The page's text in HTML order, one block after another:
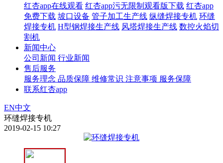
红杏app在线观看 红杏app污无限制观看版下载 红杏app
免费下载 坡口设备 管子加工生产线 纵缝焊接专机 环缝
焊接专机 H型钢焊接生产线 风塔焊接生产线 数控火焰切
割机
新闻中心
公司新闻 行业新闻
售后服务
服务理念 品质保障 维修常识 注意事项 服务保障
联系红杏app
EN中文
环缝焊接专机
2019-02-15 10:27